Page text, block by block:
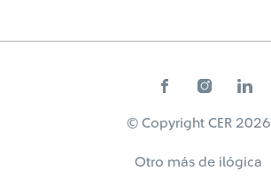
© Copyright CER 2026
Otro más de ilógica